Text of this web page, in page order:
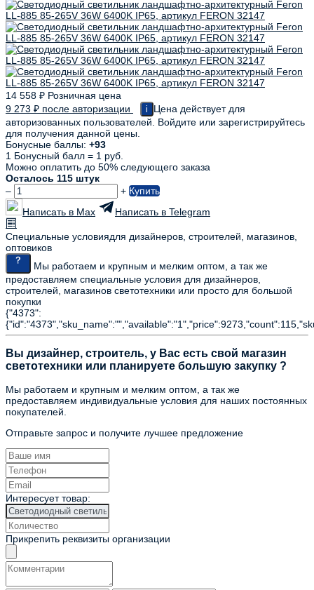
14 558 ₽ Розничная цена
9 273 ₽ после авторизации i
Цена действует для
авторизованных пользователей. Войдите или зарегистрируйтесь
для получения данной цены.
Бонусные баллы: +93
1 Бонусный балл = 1 руб.
Можно оплатить до 50% следующего заказа
Осталось 115 штук
–
+ Купить
Написать в Max
Написать в Telegram
Специальные условиядля дизайнеров, строителей, магазинов,
оптовиков
Мы работаем и крупным и мелким оптом, а так же
предоставляем специальные условия для дизайнеров,
строителей, магазинов светотехники или просто для большой
покупки
{"4373":
Вы дизайнер, строитель, у Вас есть свой магазин
светотехники или планируете большую закупку ?
Мы работаем и крупным и мелким оптом, а так же
предоставляем индивидуальные условия для наших постоянных
покупателей.
Отправьте запрос и получите лучшее предложение
Интересует товар:
Прикрепить реквизиты организации